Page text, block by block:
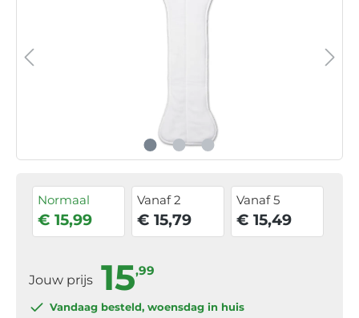
Normaal
€ 15,99
Vanaf 2
€ 15,79
Vanaf 5
€ 15,49
Jouw prijs 15,99
Vandaag besteld, woensdag in huis